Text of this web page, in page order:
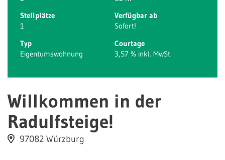
Stellplätze
1
Verfügbar ab
Sofort!
Typ
Eigentumswohnung
Courtage
3,57 % inkl. MwSt.
Willkommen in der
Radulfsteige!
97082 Würzburg